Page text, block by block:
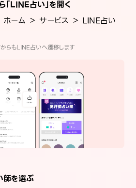
「LINE占い」を開く
ホーム ＞ サービス ＞ LINE占い
らもLINE占いへ遷移します
師を選ぶ